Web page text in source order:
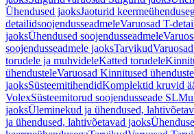
Ühendused jaoksJaoturid
detailidsoojendusseadmeleVaruosad T-
jaoksÜhendused soojendusseadmele
soojendusseadmele jaoksTarvikud
torudele ja muhvideleKatted torudele
ühendusteleVaruosad Kinnitused
jaoksSüsteemitihendidKomplektid kruvid
VolexSüsteemitorud soojendusseade SL
jaoksÜleminekud ja ühendused,
ja ühendused, lahtivõetavad jaoks